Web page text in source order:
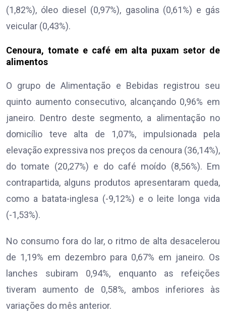
(1,82%), óleo diesel (0,97%), gasolina (0,61%) e gás
veicular (0,43%).
Cenoura, tomate e café em alta puxam setor de
alimentos
O grupo de Alimentação e Bebidas registrou seu
quinto aumento consecutivo, alcançando 0,96% em
janeiro. Dentro deste segmento, a alimentação no
domicílio teve alta de 1,07%, impulsionada pela
elevação expressiva nos preços da cenoura (36,14%),
do tomate (20,27%) e do café moído (8,56%). Em
contrapartida, alguns produtos apresentaram queda,
como a batata-inglesa (-9,12%) e o leite longa vida
(-1,53%).
No consumo fora do lar, o ritmo de alta desacelerou
de 1,19% em dezembro para 0,67% em janeiro. Os
lanches subiram 0,94%, enquanto as refeições
tiveram aumento de 0,58%, ambos inferiores às
variações do mês anterior.